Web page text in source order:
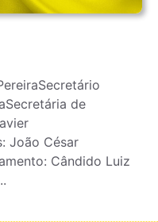
de
João César
Cândido Luiz